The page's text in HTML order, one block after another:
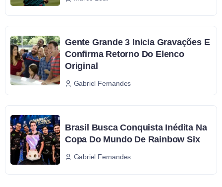
Gente Grande 3 Inicia Gravações E
Confirma Retorno Do Elenco
Original
Gabriel Fernandes
Brasil Busca Conquista Inédita Na
Copa Do Mundo De Rainbow Six
Gabriel Fernandes